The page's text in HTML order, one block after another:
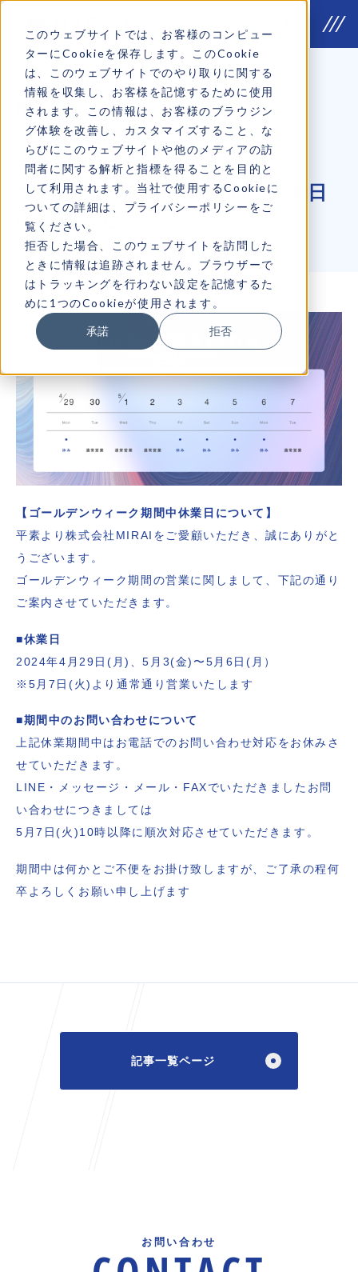
このウェブサイトでは、お客様のコンピュー
ターにCookieを保存します。このCookie
は、このウェブサイトでのやり取りに関する
情報を収集し、お客様を記憶するために使用
されます。この情報は、お客様のブラウジン
グ体験を改善し、カスタマイズすること、な
らびにこのウェブサイトや他のメディアの訪
問者に関する解析と指標を得ることを目的と
して利用されます。当社で使用するCookieに
ついての詳細は、プライバシーポリシーをご
覧ください。
拒否した場合、このウェブサイトを訪問した
ときに情報は追跡されません。ブラウザーで
はトラッキングを行わない設定を記憶するた
めに1つのCookieが使用されます。
承諾 拒否
NEWS お知らせ
2024年04月09日
ゴールデンウィーク期間中休業日
のお知らせ
【ゴールデンウィーク期間中休業日について】
平素より株式会社MIRAIをご愛顧いただき、誠にありがと
うございます。
ゴールデンウィーク期間の営業に関しまして、下記の通り
ご案内させていただきます。
■休業日
2024年4月29日(月)、5月3(金)〜5月6日(月）
※5月7日(火)より通常通り営業いたします
■期間中のお問い合わせについて
上記休業期間中はお電話でのお問い合わせ対応をお休みさ
せていただきます。
LINE・メッセージ・メール・FAXでいただきましたお問
い合わせにつきましては
5月7日(火)10時以降に順次対応させていただきます。
期間中は何かとご不便をお掛け致しますが、ご了承の程何
卒よろしくお願い申し上げます
記事一覧ページ
お問い合わせ